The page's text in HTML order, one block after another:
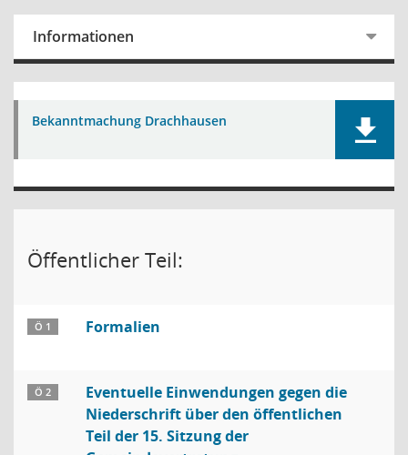
Informationen
Bekanntmachung Drachhausen
Öffentlicher Teil:
Ö 1 Formalien
Ö 2
Eventuelle Einwendungen gegen die
Niederschrift über den öffentlichen
Teil der 15. Sitzung der